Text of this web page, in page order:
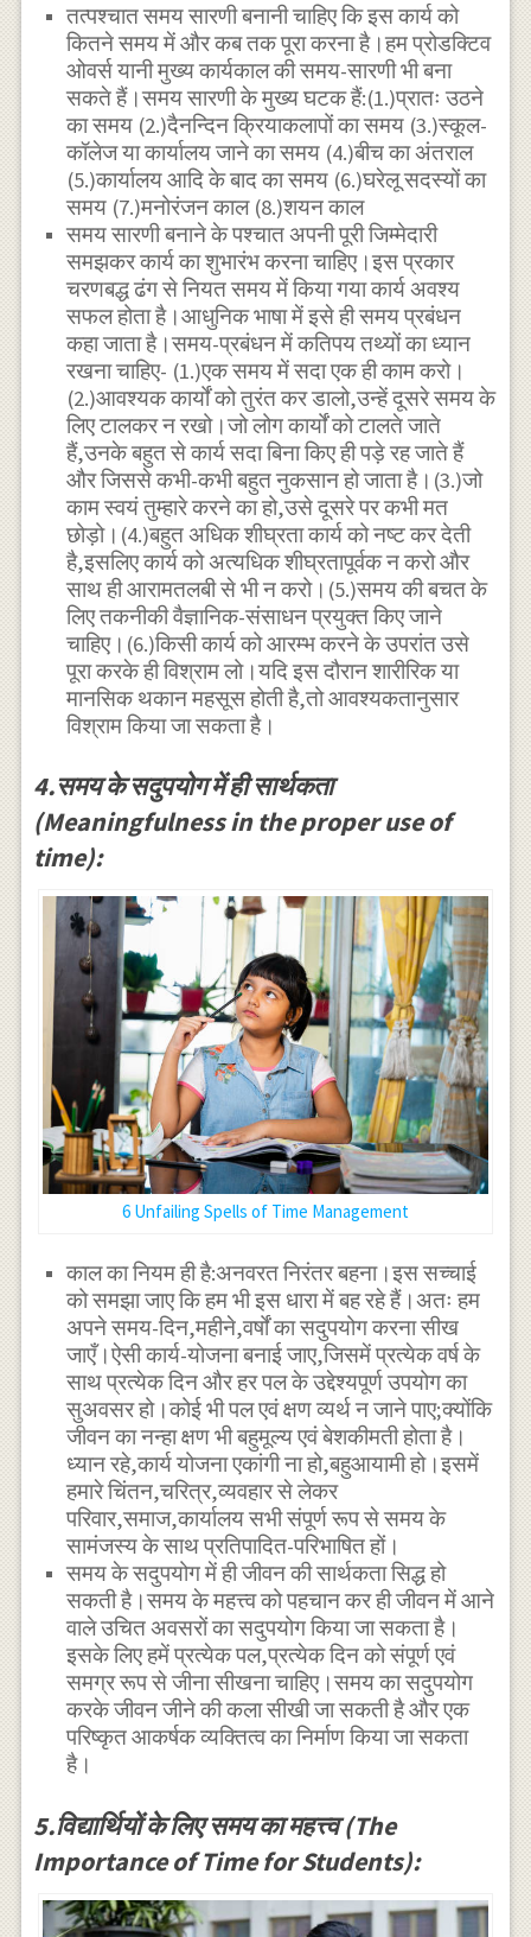
तत्पश्चात समय सारणी बनानी चाहिए कि इस कार्य को
कितने समय में और कब तक पूरा करना है।हम प्रोडक्टिव
ओवर्स यानी मुख्य कार्यकाल की समय-सारणी भी बना
सकते हैं।समय सारणी के मुख्य घटक हैं:(1.)प्रातः उठने
का समय (2.)दैनन्दिन क्रियाकलापों का समय (3.)स्कूल-
कॉलेज या कार्यालय जाने का समय (4.)बीच का अंतराल
(5.)कार्यालय आदि के बाद का समय (6.)घरेलू सदस्यों का
समय (7.)मनोरंजन काल (8.)शयन काल
समय सारणी बनाने के पश्चात अपनी पूरी जिम्मेदारी
समझकर कार्य का शुभारंभ करना चाहिए।इस प्रकार
चरणबद्ध ढंग से नियत समय में किया गया कार्य अवश्य
सफल होता है।आधुनिक भाषा में इसे ही समय प्रबंधन
कहा जाता है।समय-प्रबंधन में कतिपय तथ्यों का ध्यान
रखना चाहिए- (1.)एक समय में सदा एक ही काम करो।
(2.)आवश्यक कार्यों को तुरंत कर डालो,उन्हें दूसरे समय के
लिए टालकर न रखो।जो लोग कार्यों को टालते जाते
हैं,उनके बहुत से कार्य सदा बिना किए ही पड़े रह जाते हैं
और जिससे कभी-कभी बहुत नुकसान हो जाता है।(3.)जो
काम स्वयं तुम्हारे करने का हो,उसे दूसरे पर कभी मत
छोड़ो।(4.)बहुत अधिक शीघ्रता कार्य को नष्ट कर देती
है,इसलिए कार्य को अत्यधिक शीघ्रतापूर्वक न करो और
साथ ही आरामतलबी से भी न करो।(5.)समय की बचत के
लिए तकनीकी वैज्ञानिक-संसाधन प्रयुक्त किए जाने
चाहिए।(6.)किसी कार्य को आरम्भ करने के उपरांत उसे
पूरा करके ही विश्राम लो।यदि इस दौरान शारीरिक या
मानसिक थकान महसूस होती है,तो आवश्यकतानुसार
विश्राम किया जा सकता है।
4.समय के सदुपयोग में ही सार्थकता
(Meaningfulness in the proper use of
time):
6 Unfailing Spells of Time Management
काल का नियम ही है:अनवरत निरंतर बहना।इस सच्चाई
को समझा जाए कि हम भी इस धारा में बह रहे हैं।अतः हम
अपने समय-दिन,महीने,वर्षों का सदुपयोग करना सीख
जाएँ।ऐसी कार्य-योजना बनाई जाए,जिसमें प्रत्येक वर्ष के
साथ प्रत्येक दिन और हर पल के उद्देश्यपूर्ण उपयोग का
सुअवसर हो।कोई भी पल एवं क्षण व्यर्थ न जाने पाए;क्योंकि
जीवन का नन्हा क्षण भी बहुमूल्य एवं बेशकीमती होता है।
ध्यान रहे,कार्य योजना एकांगी ना हो,बहुआयामी हो।इसमें
हमारे चिंतन,चरित्र,व्यवहार से लेकर
परिवार,समाज,कार्यालय सभी संपूर्ण रूप से समय के
सामंजस्य के साथ प्रतिपादित-परिभाषित हों।
समय के सदुपयोग में ही जीवन की सार्थकता सिद्ध हो
सकती है।समय के महत्त्व को पहचान कर ही जीवन में आने
वाले उचित अवसरों का सदुपयोग किया जा सकता है।
इसके लिए हमें प्रत्येक पल,प्रत्येक दिन को संपूर्ण एवं
समग्र रूप से जीना सीखना चाहिए।समय का सदुपयोग
करके जीवन जीने की कला सीखी जा सकती है और एक
परिष्कृत आकर्षक व्यक्तित्व का निर्माण किया जा सकता
है।
5.विद्यार्थियों के लिए समय का महत्त्व (The
Importance of Time for Students):